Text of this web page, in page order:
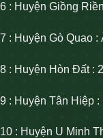
6 : Huyện Giồng
7 : Huyện Gò Quao
8 : Huyện Hòn Đất :
9 : Huyện Tân Hiệp
10 : Huyện U Minh